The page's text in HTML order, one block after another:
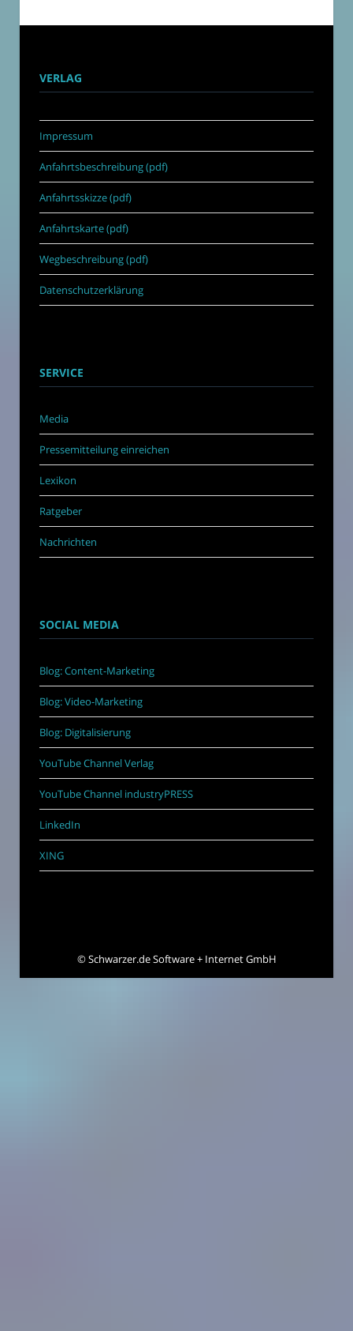
VERLAG
Impressum
Anfahrtsbeschreibung (pdf)
Anfahrtsskizze (pdf)
Anfahrtskarte (pdf)
Wegbeschreibung (pdf)
Datenschutzerklärung
SERVICE
Media
Pressemitteilung einreichen
Lexikon
Ratgeber
Nachrichten
SOCIAL MEDIA
Blog: Content-Marketing
Blog: Video-Marketing
Blog: Digitalisierung
YouTube Channel Verlag
YouTube Channel industryPRESS
LinkedIn
XING
©Schwarzer.de Software + Internet GmbH